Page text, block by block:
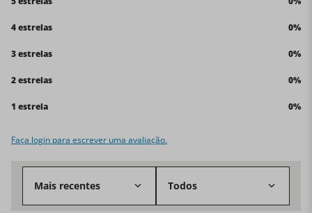
4 estrelas 0%
3 estrelas 0%
2 estrelas 0%
1 estrela 0%
Faça login para escrever uma avaliação.
Mais recentes Todos